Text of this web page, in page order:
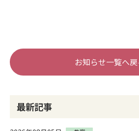
お知らせ一覧へ戻
最新記事